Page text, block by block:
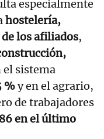
especialmente
hostelería,
los afiliados,
el sistema
%y en el agrario,
de trabajadores
en el último